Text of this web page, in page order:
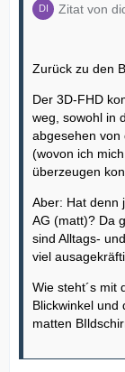
Zitat von
Zurück zu den
Der 3D-FHD
weg, sowohl in
abgesehen von
(wovon ich
überzeugen
Aber: Hat denn
AG (matt)? Da
sind Alltags-
viel
Wie steht´s mit
Blickwinkel und
matten